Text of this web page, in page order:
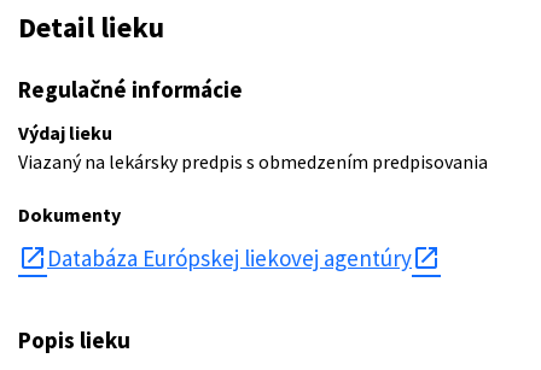
Detail lieku
Regulačné informácie
Výdaj lieku
Viazaný na lekársky predpis s obmedzením predpisovania
Dokumenty
open_in_new Databáza Európskej liekovej agentúry
Popis lieku